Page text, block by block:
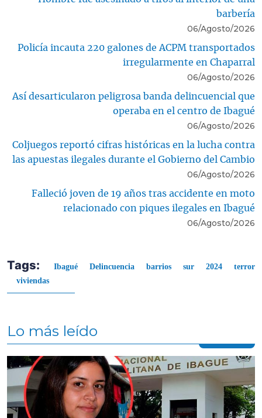
barbería
06/Agosto/2026
Policía incauta 220 galones de ACPM transportados
irregularmente en Chaparral
06/Agosto/2026
Así desarticularon peligrosa banda delincuencial que
operaba en el centro de Ibagué
06/Agosto/2026
Coljuegos reportó cifras históricas en la lucha contra
las apuestas ilegales durante el Gobierno del Cambio
06/Agosto/2026
Falleció joven de 19 años tras accidente en moto
relacionado con piques ilegales en Ibagué
06/Agosto/2026
Tags: Ibagué Delincuencia barrios sur 2024
terror
viviendas
Lo más leído
Contenido multimedia principal